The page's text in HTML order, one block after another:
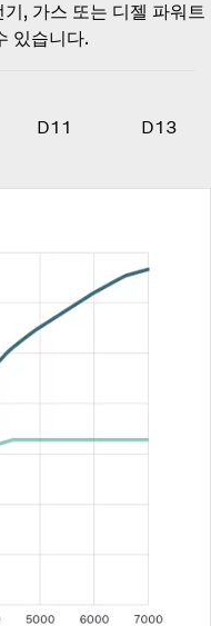
, 가스 또는 디젤 파워트
있습니다.
D11 D13